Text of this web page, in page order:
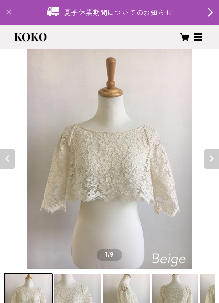
夏季休業期間についてのお知らせ
1/9